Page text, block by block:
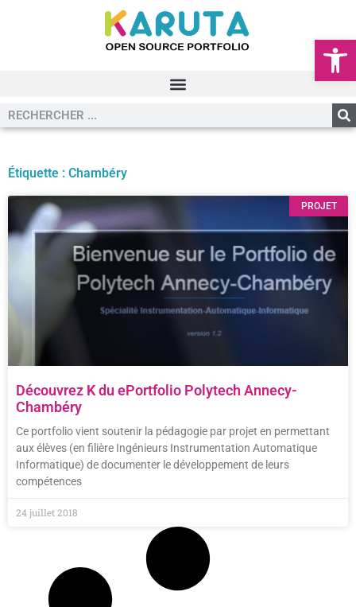
Ouvrir
Étiquette : Chambéry
PROJET
Découvrez K du ePortfolio Polytech Annecy-
Chambéry
Ce portfolio vient soutenir la pédagogie par projet en permettant
aux élèves (en filière Ingénieurs Instrumentation Automatique
Informatique) de documenter le développement de leurs
compétences
24 juillet 2018